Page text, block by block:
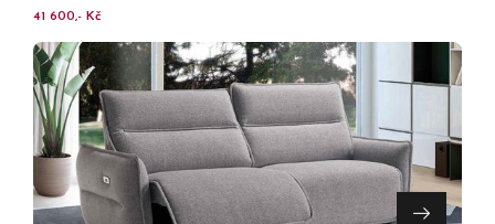
41 600,- Kč